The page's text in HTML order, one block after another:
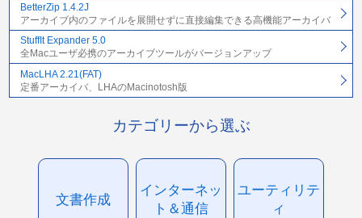
BetterZip 1.4.2J
アーカイブ内のファイルを展開せずに直接編集できる高機能アーカイバ
StuffIt Expander 5.0
全Macユーザ必携のアーカイブツールがバージョンアップ
MacLHA 2.21(FAT)
定番アーカイバ、LHAのMacinotosh版
カテゴリーから選ぶ
文書作成
インターネッ
ト＆通信
ユーティリテ
ィ